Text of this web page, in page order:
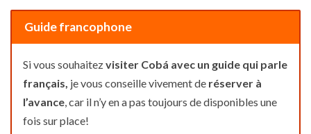
Guide francophone
Si vous souhaitezvisiter Cobá avec un guide qui parle
français, je vous conseille vivement de réserver à
l’avance, car il n’y en a pas toujours de disponibles une
fois sur place!